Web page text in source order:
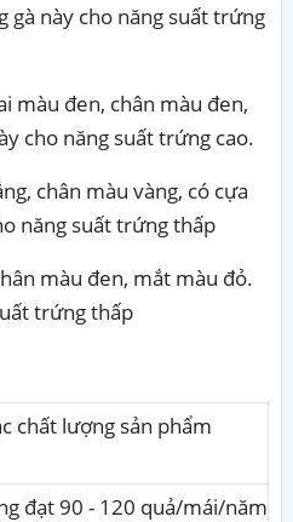
gà này cho năng suất trứng
màu đen, chân màu đen,
cho năng suất trứng cao.
chân màu vàng, có cựa
năng suất trứng thấp
màu đen, mắt màu đỏ.
trứng thấp
chất lượng sản phẩm
đạt 90 - 120 quả/mái/năm